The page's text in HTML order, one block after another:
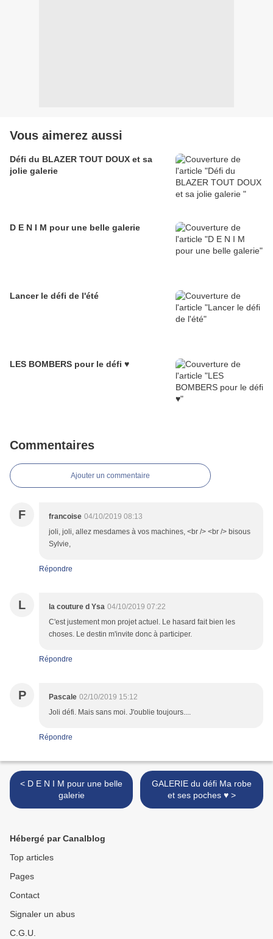
Vous aimerez aussi
Défi du BLAZER TOUT DOUX et sa
jolie galerie
D E N I M pour une belle galerie
Lancer le défi de l'été
LES BOMBERS pour le défi ♥
Commentaires
Ajouter un commentaire
F francoise 04/10/2019 08:13
joli, joli, allez mesdames à vos machines, <br /> <br /> bisous
Sylvie,
Répondre
L la couture d Ysa 04/10/2019 07:22
C'est justement mon projet actuel. Le hasard fait bien les
choses. Le destin m'invite donc à participer.
Répondre
P Pascale 02/10/2019 15:12
Joli défi. Mais sans moi. J'oublie toujours....
Répondre
< D E N I M pour une belle
galerie
GALERIE du défi Ma robe
et ses poches ♥ >
Hébergé par Canalblog
Top articles
Pages
Contact
Signaler un abus
C.G.U.